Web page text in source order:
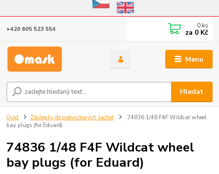
Eshop v provozu do 31.10.2026
Menu
Hledat
+420 605 523 554 0 ks
za 0 Kč
Úvod Záslepky do podvozkových šachet
74836 1/48 F4F Wildcat wheel
bay plugs (for Eduard)
74836 1/48 F4F Wildcat wheel
bay plugs (for Eduard)